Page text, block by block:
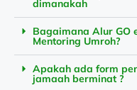
dimanakah
Bagaimana Alur GO
Mentoring Umroh?
Apakah ada form
jamaah berminat ?